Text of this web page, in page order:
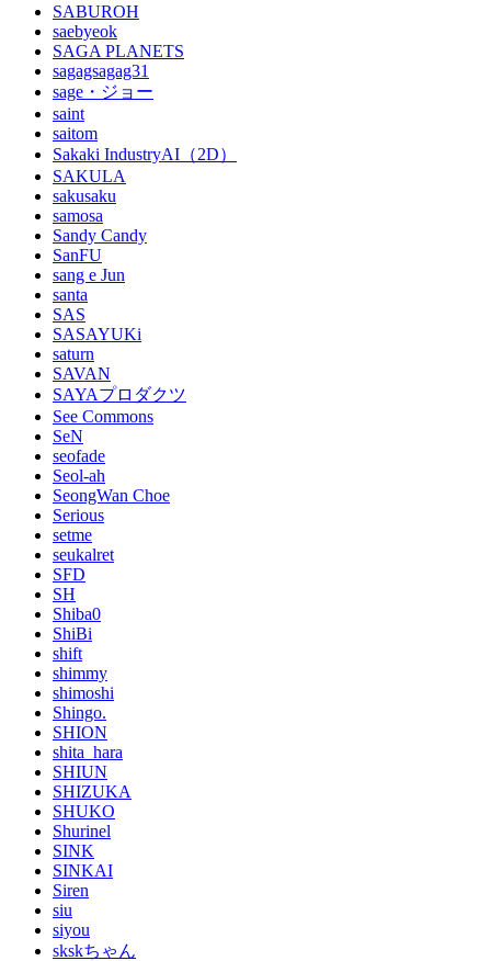
SABUROH
saebyeok
SAGA PLANETS
sagagsagag31
sage・ジョー
saint
saitom
Sakaki IndustryAI（2D）
SAKULA
sakusaku
samosa
Sandy Candy
SanFU
sang e Jun
santa
SAS
SASAYUKi
saturn
SAVAN
SAYAプロダクツ
See Commons
SeN
seofade
Seol-ah
SeongWan Choe
Serious
setme
seukalret
SFD
SH
Shiba0
ShiBi
shift
shimmy
shimoshi
Shingo.
SHION
shita_hara
SHIUN
SHIZUKA
SHUKO
Shurinel
SINK
SINKAI
Siren
siu
siyou
skskちゃん